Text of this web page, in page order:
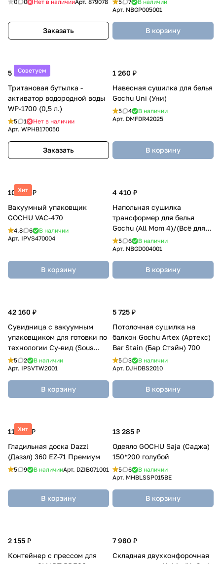
0 0 Нет в наличииАрт. 879078
Заказать
3)
5 7
В наличии
Арт. NBGP005001
В корзину
Советуем
5 725 ₽
Тритановая бутылка -
активатор водородной воды
WP-1700 (0,5 л.)
5 1
Нет в наличии
Арт. WPHB170050
Заказать
1 260 ₽
Навесная сушилка для белья
Gochu Uni (Уни)
5 4
В наличии
Арт. DMFDR42025
В корзину
Хит
10 290 ₽
Вакуумный упаковщик
GOCHU VAC-470
4.8 6
В наличии
Арт. IPVS470004
В корзину
4 410 ₽
Напольная сушилка
трансформер для белья
Gochu (All Mom 4)/(Всё для
мамы 4)
5 6
В наличии
Арт. NBGD004001
В корзину
42 160 ₽
Сувидница с вакуумным
упаковщиком для готовки по
технологии Су-вид (Sous
Vide) TW-2000
5 2
В наличии
Арт. IPSVTW2001
В корзину
5 725 ₽
Потолочная сушилка на
балкон Gochu Artex (Артекс)
Bar Stain (Бар Стэйн) 700
5 3
В наличии
Арт. DJHDBS2010
В корзину
Хит
11 865 ₽
Гладильная доска Dazzl
(Даззл) 360 EZ-71 Премиум
5 9 В наличииАрт. DZIB071001
В корзину
13 285 ₽
Одеяло GOCHU Saja (Саджа)
150*200 голубой
5 6
В наличии
Арт. MHBLSSP015BЕ
В корзину
2 155 ₽
Контейнер с прессом для
7 980 ₽
Складная двухконфорочная